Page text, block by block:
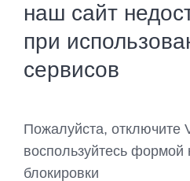
наш сайт
при
сервисов
Пожалуйста, отключите
воспользуйтесь
блокировки